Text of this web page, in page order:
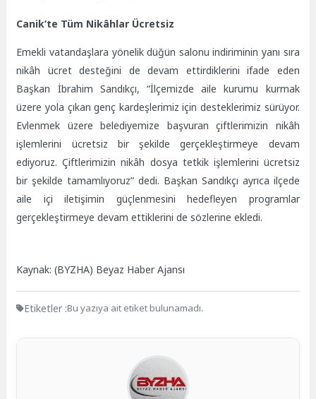
Canik’te Tüm Nikâhlar Ücretsiz
Emekli vatandaşlara yönelik düğün salonu indiriminin yanı sıra
nikâh ücret desteğini de devam ettirdiklerini ifade eden
Başkan İbrahim Sandıkçı, “İlçemizde aile kurumu kurmak
üzere yola çıkan genç kardeşlerimiz için desteklerimiz sürüyor.
Evlenmek üzere belediyemize başvuran çiftlerimizin nikâh
işlemlerini ücretsiz bir şekilde gerçekleştirmeye devam
ediyoruz. Çiftlerimizin nikâh dosya tetkik işlemlerini ücretsiz
bir şekilde tamamlıyoruz” dedi. Başkan Sandıkçı ayrıca ilçede
aile içi iletişimin güçlenmesini hedefleyen programlar
gerçekleştirmeye devam ettiklerini de sözlerine ekledi.
Kaynak: (BYZHA) Beyaz Haber Ajansı
Etiketler :Bu yazıya ait etiket bulunamadı.